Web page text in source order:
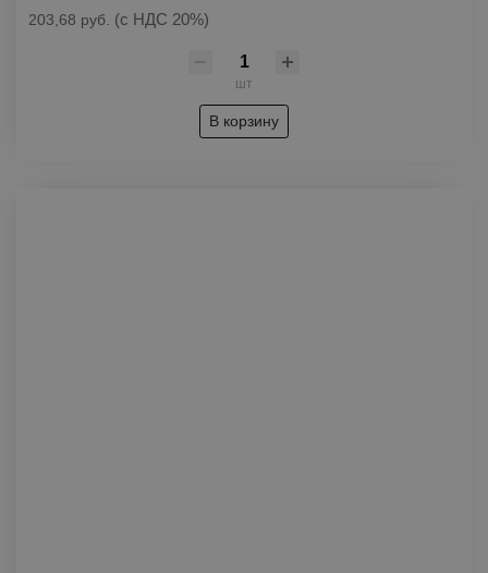
203,68 руб. (с НДС 20%)
шт
В корзину